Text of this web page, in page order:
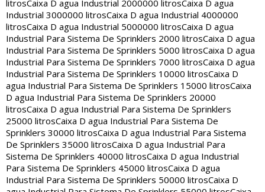
litrosCaixa D agua Industrial 2000000 litrosCaixa D agua
Industrial 3000000 litrosCaixa D agua Industrial 4000000
litrosCaixa D agua Industrial 5000000 litrosCaixa D agua
Industrial Para Sistema De Sprinklers 2000 litrosCaixa D agua
Industrial Para Sistema De Sprinklers 5000 litrosCaixa D agua
Industrial Para Sistema De Sprinklers 7000 litrosCaixa D agua
Industrial Para Sistema De Sprinklers 10000 litrosCaixa D
agua Industrial Para Sistema De Sprinklers 15000 litrosCaixa
D agua Industrial Para Sistema De Sprinklers 20000
litrosCaixa D agua Industrial Para Sistema De Sprinklers
25000 litrosCaixa D agua Industrial Para Sistema De
Sprinklers 30000 litrosCaixa D agua Industrial Para Sistema
De Sprinklers 35000 litrosCaixa D agua Industrial Para
Sistema De Sprinklers 40000 litrosCaixa D agua Industrial
Para Sistema De Sprinklers 45000 litrosCaixa D agua
Industrial Para Sistema De Sprinklers 50000 litrosCaixa D